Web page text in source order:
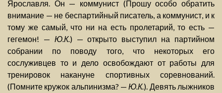
Ярославля. Он — коммунист (Прошу особо обратить
внимание — не беспартийный писатель, а коммунист, и к
тому же самый, что ни на есть пролетарий, то есть —
гегемон! — Ю.К.) — открыто выступил на партийном
собрании по поводу того, что некоторых его
сослуживцев то и дело освобождают от работы для
тренировок накануне спортивных соревнований.
(Помните кружок альпинизма? —Ю.К.). Девять лыжников